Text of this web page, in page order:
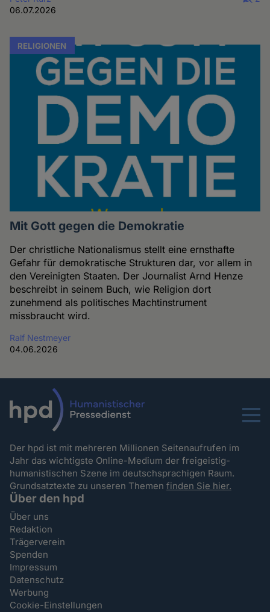
06.07.2026
RELIGIONEN
Mit Gott gegen die Demokratie
Der christliche Nationalismus stellt eine ernsthafte
Gefahr für demokratische Strukturen dar, vor allem in
den Vereinigten Staaten. Der Journalist Arnd Henze
beschreibt in seinem Buch, wie Religion dort
zunehmend als politisches Machtinstrument
missbraucht wird.
Ralf Nestmeyer
04.06.2026
Menu
Der hpd ist mit mehreren Millionen Seitenaufrufen im
Jahr das wichtigste Online-Medium der freigeistig-
humanistischen Szene im deutschsprachigen Raum.
Grundsatztexte zu unseren Themenfinden Sie hier.
Über den hpd
Über uns
Redaktion
Trägerverein
Spenden
Impressum
Datenschutz
Werbung
Cookie-Einstellungen